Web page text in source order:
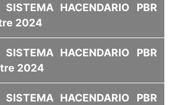
SISTEMA HACENDARIO PBR
2024
SISTEMA HACENDARIO PBR
2024
SISTEMA HACENDARIO PBR